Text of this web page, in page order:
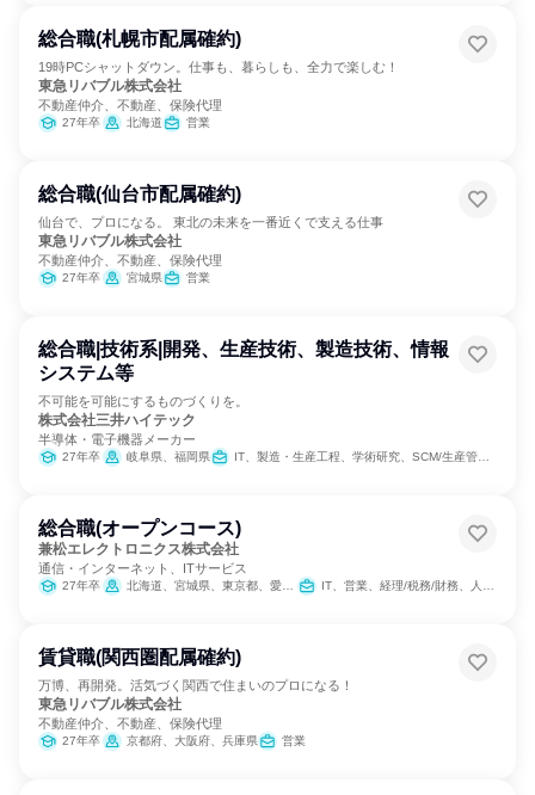
総合職(札幌市配属確約)
19時PCシャットダウン。仕事も、暮らしも、全力で楽しむ！
東急リバブル株式会社
不動産仲介、不動産、保険代理
27年卒 北海道 営業
総合職(仙台市配属確約)
仙台で、プロになる。 東北の未来を一番近くで支える仕事
東急リバブル株式会社
不動産仲介、不動産、保険代理
27年卒 宮城県 営業
総合職|技術系|開発、生産技術、製造技術、情報
システム等
不可能を可能にするものづくりを。
株式会社三井ハイテック
半導体・電子機器メーカー
27年卒 岐阜県、福岡県 IT、製造・生産工程、学術研究、SCM/生産管理/購買/物流、建築/土木/プラント専門職
総合職(オープンコース)
兼松エレクトロニクス株式会社
通信・インターネット、ITサービス
27年卒 北海道、宮城県、東京都、愛知県、大阪府、福岡県、熊本県 IT、営業、経理/税務/財務、人事、総務
賃貸職(関西圏配属確約)
万博、再開発。活気づく関西で住まいのプロになる！
東急リバブル株式会社
不動産仲介、不動産、保険代理
27年卒 京都府、大阪府、兵庫県 営業